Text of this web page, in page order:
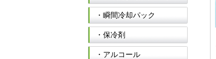
・瞬間冷却パック
・保冷剤
・アルコール